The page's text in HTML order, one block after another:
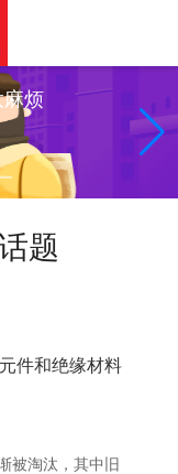
烦
题
件和绝缘材料
被淘汰，其中旧